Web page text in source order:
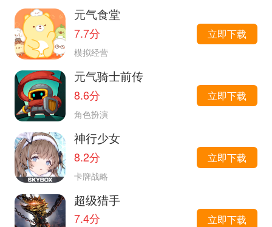
元气食堂
7.7分
模拟经营
立即下载
元气骑士前传
8.6分
角色扮演
立即下载
神行少女
8.2分
卡牌战略
立即下载
超级猎手
7.4分 立即下载